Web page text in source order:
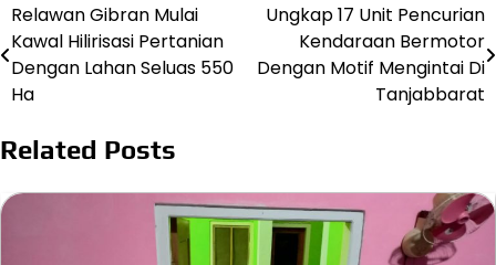
Navigasi
pos
Relawan Gibran Mulai
Kawal Hilirisasi Pertanian
Dengan Lahan Seluas 550
Ha
Ungkap 17 Unit Pencurian
Kendaraan Bermotor
Dengan Motif Mengintai Di
Tanjabbarat
Related Posts